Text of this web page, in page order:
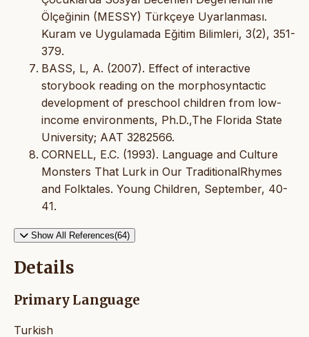
Ölçeğinin (MESSY) Türkçeye Uyarlanması.
Kuram ve Uygulamada Eğitim Bilimleri, 3(2), 351-
379.
BASS, L, A. (2007). Effect of interactive
storybook reading on the morphosyntactic
development of preschool children from low-
income environments, Ph.D.,The Florida State
University; AAT 3282566.
CORNELL, E.C. (1993). Language and Culture
Monsters That Lurk in Our TraditionalRhymes
and Folktales. Young Children, September, 40-
41.
Show All References(64)
Details
Primary Language
Turkish